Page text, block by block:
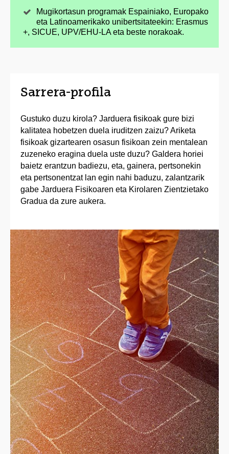
Mugikortasun programak Espainiako, Europako
eta Latinoamerikako unibertsitateekin: Erasmus
+, SICUE, UPV/EHU-LA eta beste norakoak.
Sarrera-profila
Gustuko duzu kirola? Jarduera fisikoak gure bizi
kalitatea hobetzen duela iruditzen zaizu? Ariketa
fisikoak gizartearen osasun fisikoan zein mentalean
zuzeneko eragina duela uste duzu? Galdera horiei
baietz erantzun badiezu, eta, gainera, pertsonekin
eta pertsonentzat lan egin nahi baduzu, zalantzarik
gabe Jarduera Fisikoaren eta Kirolaren Zientzietako
Gradua da zure aukera.